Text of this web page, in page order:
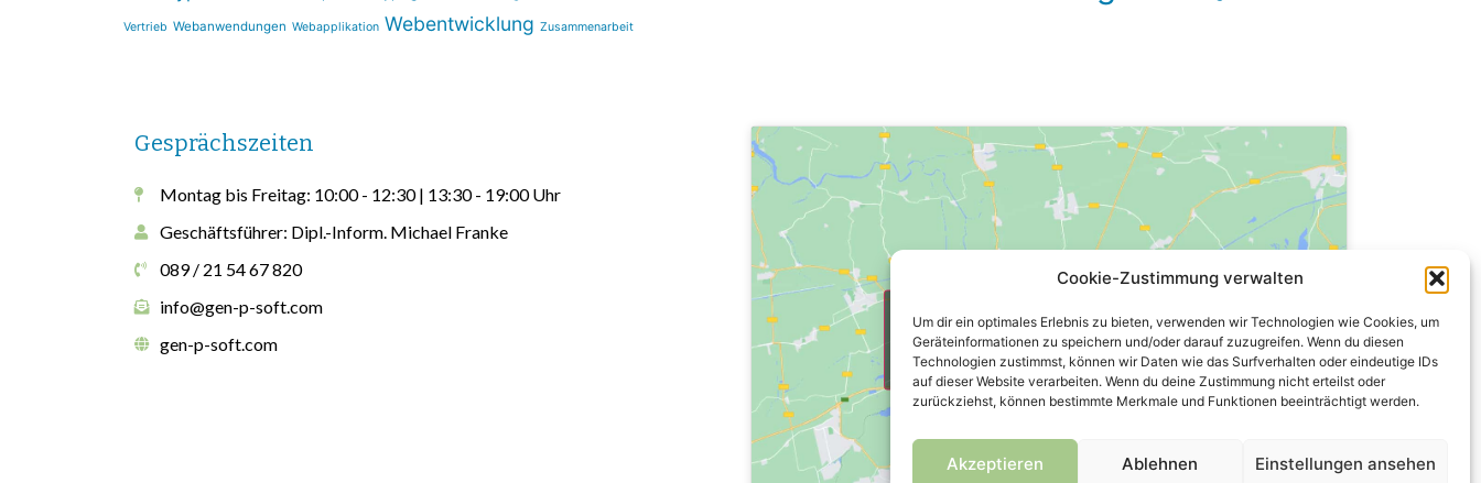
Cookie-Zustimmung verwalten
Um dir ein optimales Erlebnis zu bieten, verwenden wir Technologien wie Cookies, um
Geräteinformationen zu speichern und/oder darauf zuzugreifen. Wenn du diesen
Technologien zustimmst, können wir Daten wie das Surfverhalten oder eindeutige IDs
auf dieser Website verarbeiten. Wenn du deine Zustimmung nicht erteilst oder
zurückziehst, können bestimmte Merkmale und Funktionen beeinträchtigt werden.
Akzeptieren Ablehnen Einstellungen ansehen
Vertrieb Webanwendungen Webapplikation Webentwicklung Zusammenarbeit
Gesprächszeiten
Montag bis Freitag: 10:00 - 12:30 | 13:30 - 19:00 Uhr
Geschäftsführer: Dipl.-Inform. Michael Franke
089 / 21 54 67 820
info@gen-p-soft.com
gen-p-soft.com
Klicke hier, um Marketing-Cookies zu
akzeptieren und diesen Inhalt zu
aktivieren